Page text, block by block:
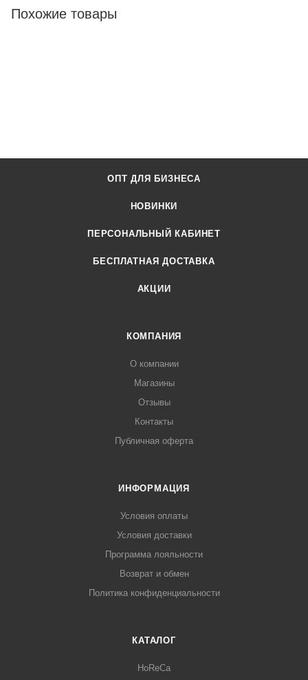
Похожие товары
ОПТ ДЛЯ БИЗНЕСА
НОВИНКИ
ПЕРСОНАЛЬНЫЙ КАБИНЕТ
БЕСПЛАТНАЯ ДОСТАВКА
АКЦИИ
КОМПАНИЯ
О компании
Магазины
Отзывы
Контакты
Публичная оферта
ИНФОРМАЦИЯ
Условия оплаты
Условия доставки
Программа лояльности
Возврат и обмен
Политика конфиденциальности
КАТАЛОГ
HoReCa